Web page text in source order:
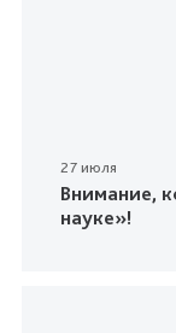
27 июля
Внимание,
науке»!